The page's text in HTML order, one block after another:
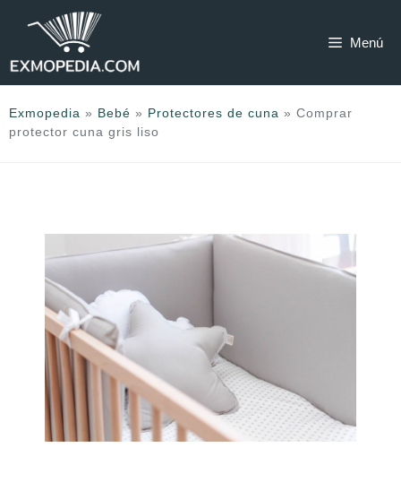
Menú
Exmopedia » Bebé » Protectores de cuna » Comprar
protector cuna gris liso